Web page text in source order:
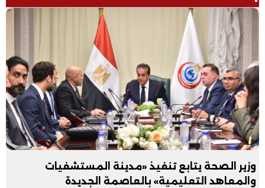
وزير الصحة يتابع تنفيذ «مدينة المستشفيات
والمعاهد التعليمية» بالعاصمة الجديدة